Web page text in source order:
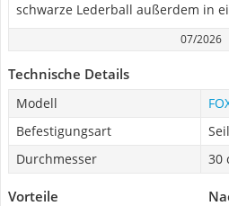
schwarze Lederball außerdem in
07/2026
Technische Details
Modell
Befestigungsart
Seil
Durchmesser
30
Vorteile